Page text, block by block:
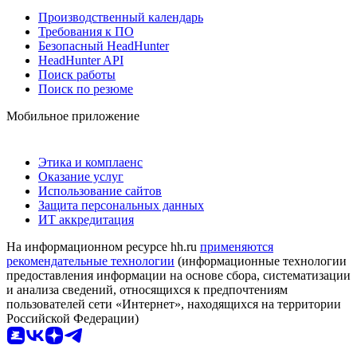
Производственный календарь
Требования к ПО
Безопасный HeadHunter
HeadHunter API
Поиск работы
Поиск по резюме
Мобильное приложение
Этика и комплаенс
Оказание услуг
Использование сайтов
Защита персональных данных
ИТ аккредитация
На информационном ресурсе hh.ru применяются
рекомендательные технологии (информационные технологии
предоставления информации на основе сбора, систематизации
и анализа сведений, относящихся к предпочтениям
пользователей сети «Интернет», находящихся на территории
Российской Федерации)